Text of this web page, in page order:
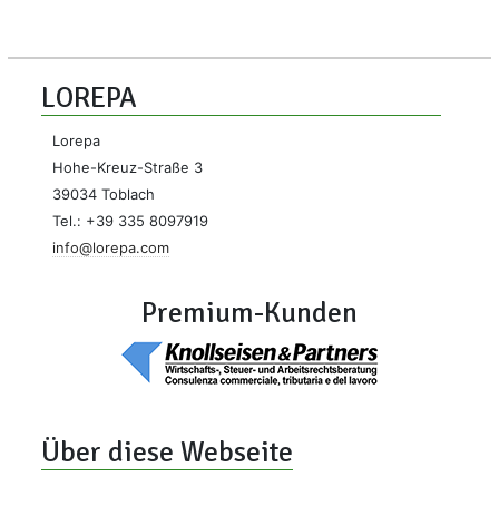
LOREPA
Lorepa
Hohe-Kreuz-Straße 3
39034 Toblach
Tel.: +39 335 8097919
info@lorepa.com
Premium-Kunden
Über diese Webseite